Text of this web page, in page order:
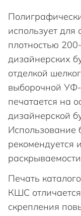
использует
плотностью
дизайнерских
отделкой
выборочной
печатается на
дизайнерской
Использование
рекомендуется
Печать
КШС
скрепления